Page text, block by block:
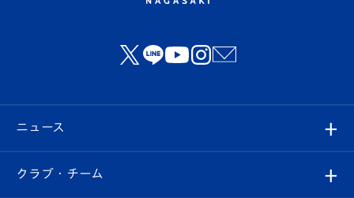
ニュース
すべて
クラブ・チーム